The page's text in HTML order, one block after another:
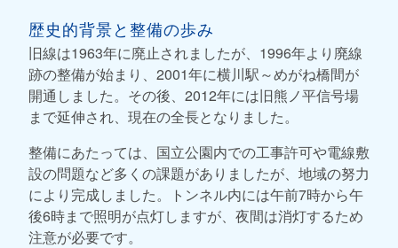
歴史的背景と整備の歩み
旧線は1963年に廃止されましたが、1996年より廃線
跡の整備が始まり、2001年に横川駅～めがね橋間が
開通しました。その後、2012年には旧熊ノ平信号場
まで延伸され、現在の全長となりました。
整備にあたっては、国立公園内での工事許可や電線敷
設の問題など多くの課題がありましたが、地域の努力
により完成しました。トンネル内には午前7時から午
後6時まで照明が点灯しますが、夜間は消灯するため
注意が必要です。